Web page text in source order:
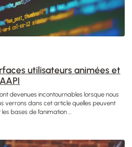
utilisateurs animées et
devenues incontournables lorsque nous
verrons dans cet article quelles peuvent
bases de l’animation ...